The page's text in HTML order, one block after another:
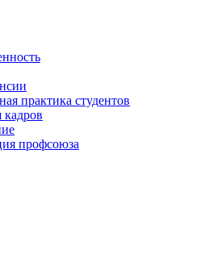
практика студентов
профсоюза